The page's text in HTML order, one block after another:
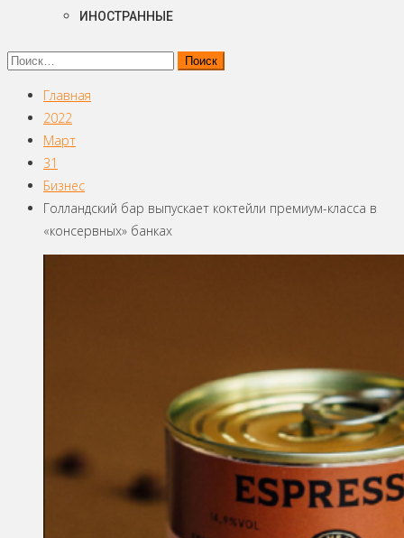
ИНОСТРАННЫЕ
Найти:
Главная
2022
Март
31
Бизнес
Голландский бар выпускает коктейли премиум-класса в
«консервных» банках